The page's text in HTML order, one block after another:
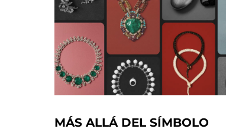
MÁS ALLÁ DEL SÍMBOLO